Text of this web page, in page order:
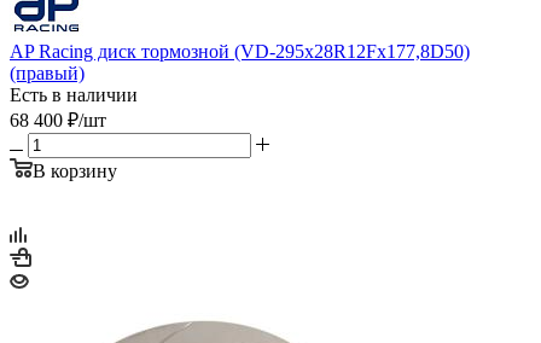
AP Racing диск тормозной (VD-295x28R12Fx177,8D50)
(правый)
Есть в наличии
68 400 ₽/шт
В корзину